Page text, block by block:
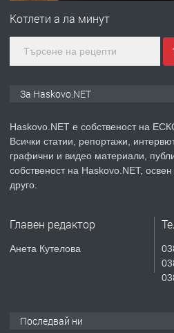
КУБА
ПРЕДЛАГА
№4119
Котлети а ла минут
За Haskovo.NET
Haskovo.NET е собственост на
Всички статии, репортажи,
графични и видео материали,
собственост на Haskovo.NET,
друго.
Главен редактор
Анета Кутелова
Последвай ни